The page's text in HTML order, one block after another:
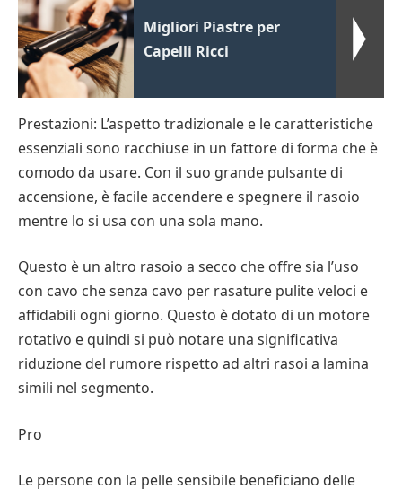
Migliori Piastre per
Capelli Ricci
Prestazioni: L’aspetto tradizionale e le caratteristiche
essenziali sono racchiuse in un fattore di forma che è
comodo da usare. Con il suo grande pulsante di
accensione, è facile accendere e spegnere il rasoio
mentre lo si usa con una sola mano.
Questo è un altro rasoio a secco che offre sia l’uso
con cavo che senza cavo per rasature pulite veloci e
affidabili ogni giorno. Questo è dotato di un motore
rotativo e quindi si può notare una significativa
riduzione del rumore rispetto ad altri rasoi a lamina
simili nel segmento.
Pro
Le persone con la pelle sensibile beneficiano delle